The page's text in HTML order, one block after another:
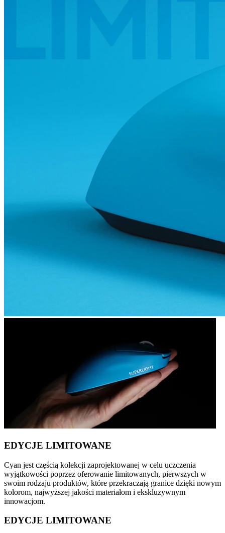
EDYCJE LIMITOWANE
Cyan jest częścią kolekcji zaprojektowanej w celu uczczenia
wyjątkowości poprzez oferowanie limitowanych, pierwszych w
swoim rodzaju produktów, które przekraczają granice dzięki nowym
kolorom, najwyższej jakości materiałom i ekskluzywnym
innowacjom.
EDYCJE LIMITOWANE